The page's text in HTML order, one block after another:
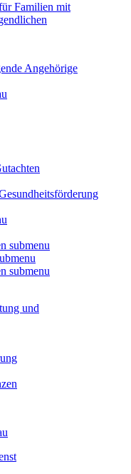
Familien mit
Angehörige
submenu
submenu
und